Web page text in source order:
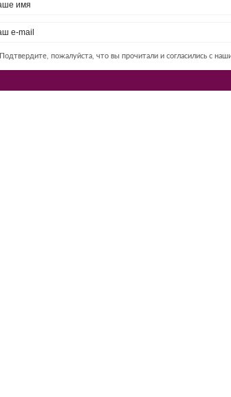
Подтвердите, пожалуйста, что вы прочитали и согласились с